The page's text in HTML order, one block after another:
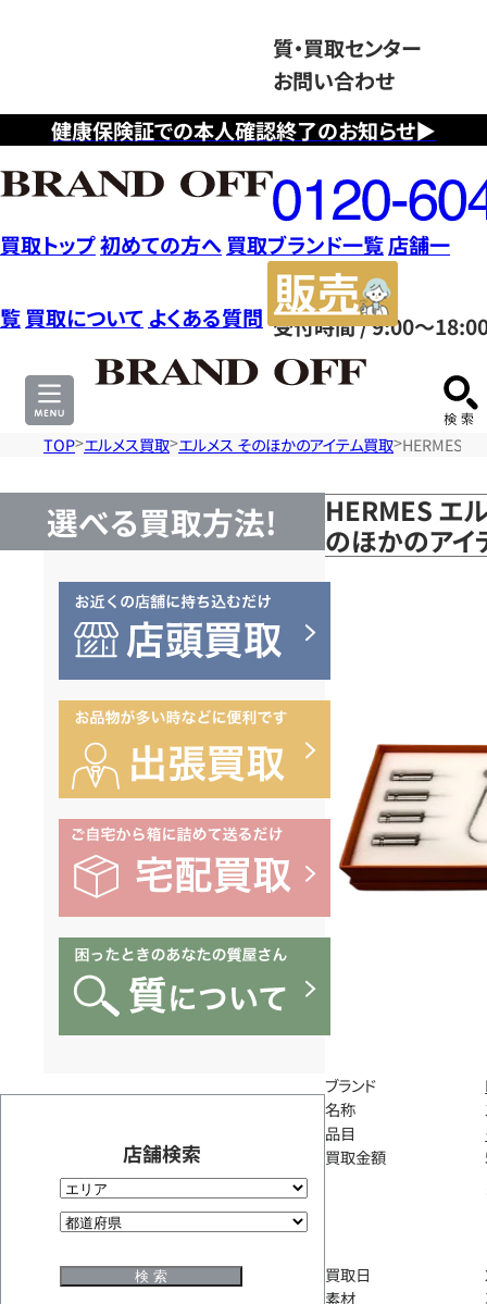
健康保険証での本人確認終了のお知らせ▶
質・買取センター
お問い合わせ
フ
リ
ー
ダ
イ
ヤ
ル
0120604117
受付時間 / 9:00～
買取トップ初めての方へ 買取ブランド一覧店舗一
覧 買取について よくある質問
サ
TOP エルメス買取 エルメス そのほかのアイテム買取 HERMES
選べる買取方法!
店舗検索
HERMES エ
のほかのアイ
ブランド
名称
品目
買取金額
買取日
素材